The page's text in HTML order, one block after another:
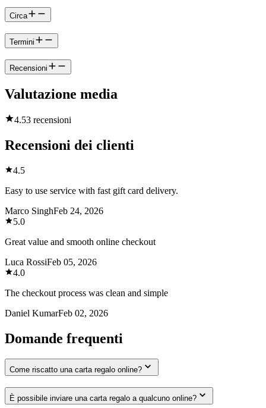
Circa
Termini
Recensioni
Valutazione media
4.53 recensioni
Recensioni dei clienti
4.5
Easy to use service with fast gift card delivery.
Marco SinghFeb 24, 2026
5.0
Great value and smooth online checkout
Luca RossiFeb 05, 2026
4.0
The checkout process was clean and simple
Daniel KumarFeb 02, 2026
Domande frequenti
Come riscatto una carta regalo online?
È possibile inviare una carta regalo a qualcuno online?